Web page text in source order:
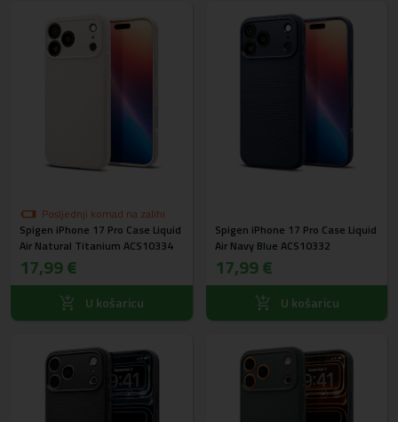
Posljednji komad na zalihi
Spigen iPhone 17 Pro Case Liquid
Air Natural Titanium ACS10334
17,99 €
U košaricu
Spigen iPhone 17 Pro Case Liquid
Air Navy Blue ACS10332
17,99 €
U košaricu